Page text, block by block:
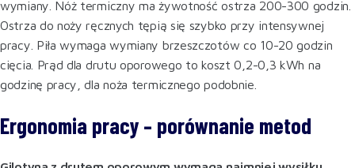
wymiany. Nóż termiczny ma żywotność ostrza 200-300 godzin.
Ostrza do noży ręcznych tępią się szybko przy intensywnej
pracy. Piła wymaga wymiany brzeszczotów co 10-20 godzin
cięcia. Prąd dla drutu oporowego to koszt 0,2-0,3 kWh na
godzinę pracy, dla noża termicznego podobnie.
Ergonomia pracy – porównanie metod